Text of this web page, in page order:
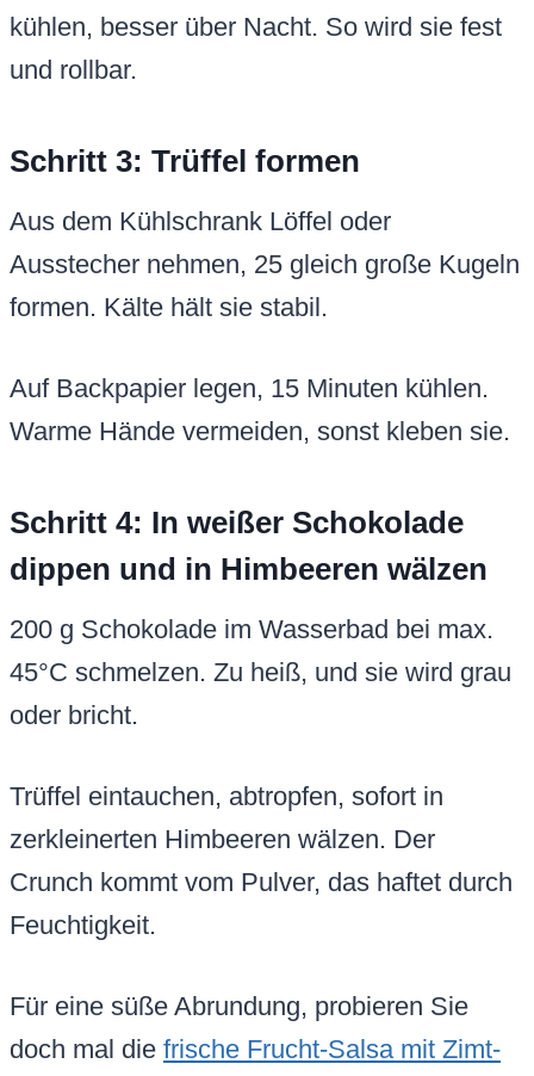
kühlen, besser über Nacht. So wird sie fest
und rollbar.
Schritt 3: Trüffel formen
Aus dem Kühlschrank Löffel oder
Ausstecher nehmen, 25 gleich große Kugeln
formen. Kälte hält sie stabil.
Auf Backpapier legen, 15 Minuten kühlen.
Warme Hände vermeiden, sonst kleben sie.
Schritt 4: In weißer Schokolade
dippen und in Himbeeren wälzen
200 g Schokolade im Wasserbad bei max.
45°C schmelzen. Zu heiß, und sie wird grau
oder bricht.
Trüffel eintauchen, abtropfen, sofort in
zerkleinerten Himbeeren wälzen. Der
Crunch kommt vom Pulver, das haftet durch
Feuchtigkeit.
Für eine süße Abrundung, probieren Sie
doch mal die frische Frucht-Salsa mit Zimt-